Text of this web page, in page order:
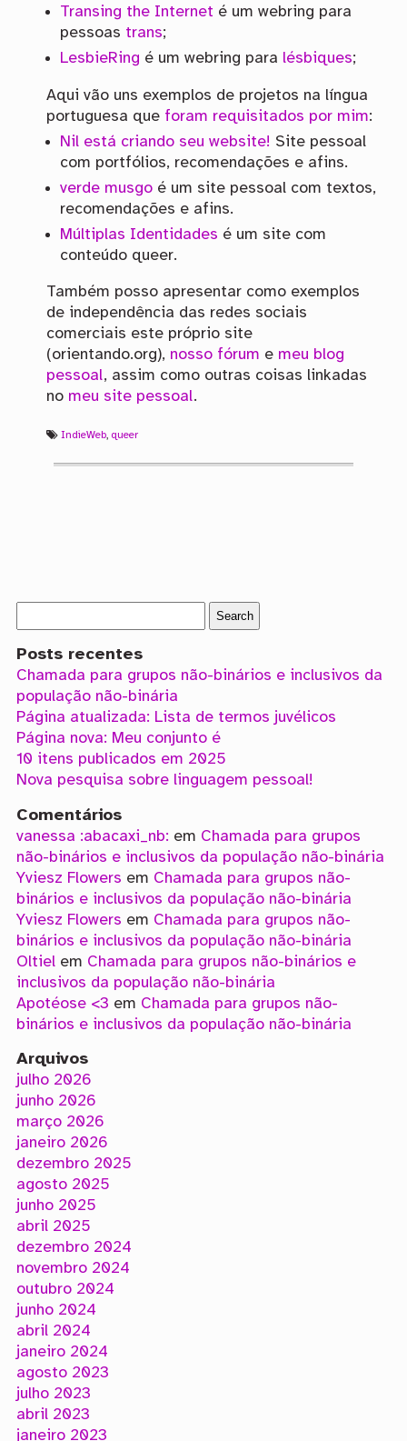
Transing the Internet é um webring para
pessoas trans;
LesbieRing é um webring para lésbiques;
Aqui vão uns exemplos de projetos na língua
portuguesa que foram requisitados por mim:
Nil está criando seu website! Site pessoal
com portfólios, recomendações e afins.
verde musgoé um site pessoal com textos,
recomendações e afins.
Múltiplas Identidades é um site com
conteúdo queer.
Também posso apresentar como exemplos
de independência das redes sociais
comerciais este próprio site
(orientando.org), nosso fórum e meu blog
pessoal, assim como outras coisas linkadas
no meu site pessoal.
IndieWeb, queer
Posts recentes
Chamada para grupos não-binários e inclusivos da
população não-binária
Página atualizada: Lista de termos juvélicos
Página nova: Meu conjunto é
10 itens publicados em 2025
Nova pesquisa sobre linguagem pessoal!
Comentários
vanessa :abacaxi_nb: em Chamada para grupos
não-binários e inclusivos da população não-binária
Yviesz Flowers em Chamada para grupos não-
binários e inclusivos da população não-binária
Yviesz Flowers em Chamada para grupos não-
binários e inclusivos da população não-binária
Oltielem Chamada para grupos não-binários e
inclusivos da população não-binária
Apotéose <3 em Chamada para grupos não-
binários e inclusivos da população não-binária
Arquivos
julho 2026
junho 2026
março 2026
janeiro 2026
dezembro 2025
agosto 2025
junho 2025
abril 2025
dezembro 2024
novembro 2024
outubro 2024
junho 2024
abril 2024
janeiro 2024
agosto 2023
julho 2023
abril 2023
janeiro 2023